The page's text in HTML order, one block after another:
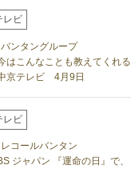
レビ
バンタングループ
はこんなことも教えてくれ
京テレビ 4月9日
レビ
レコールバンタン
ジャパン 『運命の日』で